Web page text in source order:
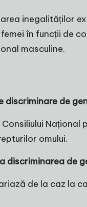
inegalităților
în funcții de
masculine.
discriminare de
omului.
discriminarea de
de la caz la